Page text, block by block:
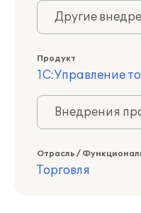
Другие
Продукт
1С:Управление
Внедрения
Отрасль /
Торговля